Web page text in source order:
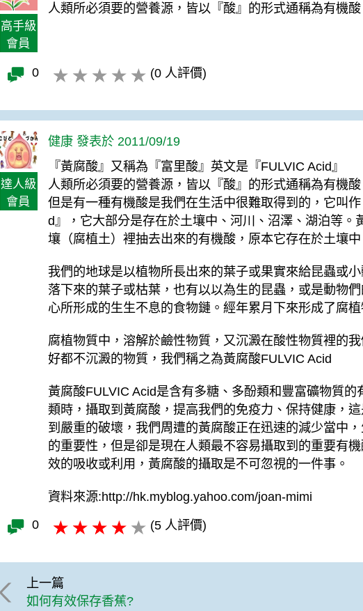
高手級
會員
人類所必須要的營養源，皆以『酸』的形式通稱為有機酸
0 (0 人評價)
達人級
會員
健康 發表於 2011/09/19
『黃腐酸』又稱為『富里酸』英文是『FULVIC Acid』
人類所必須要的營養源，皆以『酸』的形式通稱為有機酸
但是有一種有機酸是我們在生活中很難取得到的，它叫
d』，它大部分是存在於土壤中、河川、沼澤、湖泊等
壤（腐植土）裡抽去出來的有機酸，原本它存在於土壤
我們的地球是以植物所長出來的葉子或果實來給昆蟲或
落下來的葉子或枯葉，也有以以為生的昆蟲，或是動物
心所形成的生生不息的食物鏈。經年累月下來形成了腐植
腐植物質中，溶解於鹼性物質，又沉澱在酸性物質裡的
好都不沉澱的物質，我們稱之為黃腐酸FULVIC Acid
黃腐酸FULVIC Acid是含有多糖、多酚類和豐富礦物質
類時，攝取到黃腐酸，提高我們的免疫力、保持健康，
到嚴重的破壞，我們周遭的黃腐酸正在迅速的減少當中
的重要性，但是卻是現在人類最不容易攝取到的重要有
效的吸收或利用，黃腐酸的攝取是不可忽視的一件事。
資料來源:http://hk.myblog.yahoo.com/joan-mimi
0
(5 人評價)
上一篇
如何有效保存香蕉?